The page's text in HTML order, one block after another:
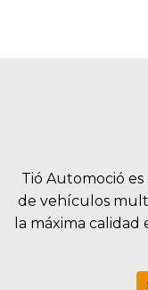
Tió Automoció
de vehículos
la máxima calidad